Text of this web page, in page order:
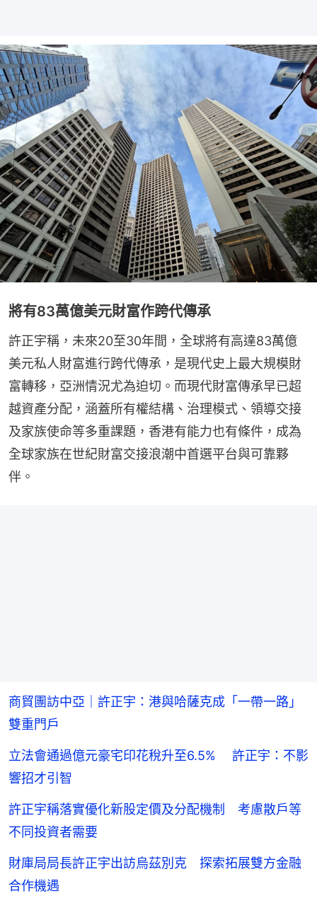
將有83萬億美元財富作跨代傳承
許正宇稱，未來20至30年間，全球將有高達83萬億
美元私人財富進行跨代傳承，是現代史上最大規模財
富轉移，亞洲情況尤為迫切。而現代財富傳承早已超
越資產分配，涵蓋所有權結構、治理模式、領導交接
及家族使命等多重課題，香港有能力也有條件，成為
全球家族在世紀財富交接浪潮中首選平台與可靠夥
伴。
商貿團訪中亞｜許正宇：港與哈薩克成「一帶一路」
雙重門戶
立法會通過億元豪宅印花稅升至6.5% 許正宇：不影
響招才引智
許正宇稱落實優化新股定價及分配機制 考慮散戶等
不同投資者需要
財庫局局長許正宇出訪烏茲別克 探索拓展雙方金融
合作機遇